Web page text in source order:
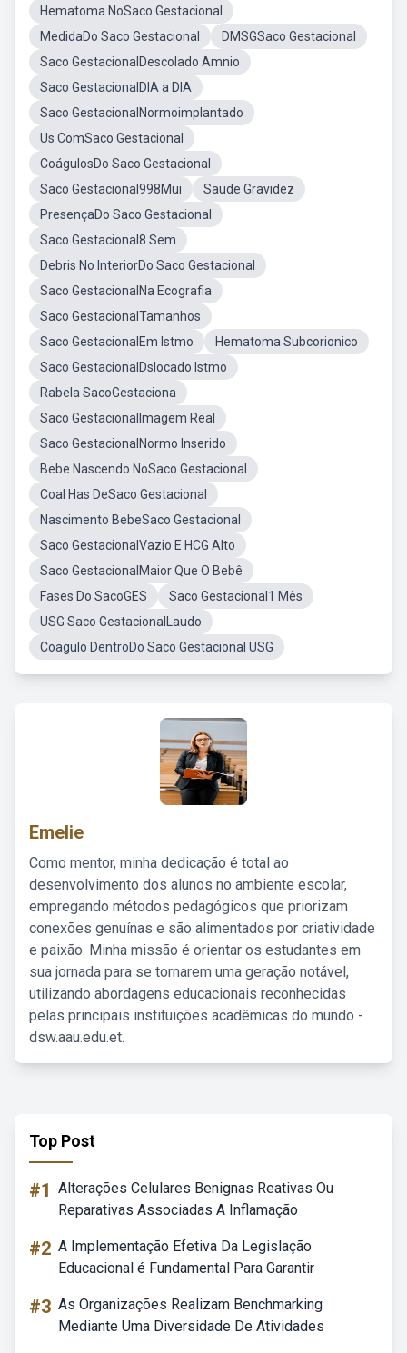
Hematoma NoSaco Gestacional
MedidaDo Saco Gestacional
DMSGSaco Gestacional
Saco GestacionalDescolado Amnio
Saco GestacionalDIA a DIA
Saco GestacionalNormoimplantado
Us ComSaco Gestacional
CoágulosDo Saco Gestacional
Saco Gestacional998Mui
Saude Gravidez
PresençaDo Saco Gestacional
Saco Gestacional8 Sem
Debris No InteriorDo Saco Gestacional
Saco GestacionalNa Ecografia
Saco GestacionalTamanhos
Saco GestacionalEm Istmo
Hematoma Subcorionico
Saco GestacionalDslocado Istmo
Rabela SacoGestaciona
Saco GestacionalImagem Real
Saco GestacionalNormo Inserido
Bebe Nascendo NoSaco Gestacional
Coal Has DeSaco Gestacional
Nascimento BebeSaco Gestacional
Saco GestacionalVazio E HCG Alto
Saco GestacionalMaior Que O Bebê
Fases Do SacoGES
Saco Gestacional1 Mês
USG Saco GestacionalLaudo
Coagulo DentroDo Saco Gestacional USG
Emelie
Como mentor, minha dedicação é total ao
desenvolvimento dos alunos no ambiente escolar,
empregando métodos pedagógicos que priorizam
conexões genuínas e são alimentados por criatividade
e paixão. Minha missão é orientar os estudantes em
sua jornada para se tornarem uma geração notável,
utilizando abordagens educacionais reconhecidas
pelas principais instituições acadêmicas do mundo -
dsw.aau.edu.et.
Top Post
#1 Alterações Celulares Benignas Reativas Ou
Reparativas Associadas A Inflamação
#2 A Implementação Efetiva Da Legislação
Educacional é Fundamental Para Garantir
#3 As Organizações Realizam Benchmarking
Mediante Uma Diversidade De Atividades